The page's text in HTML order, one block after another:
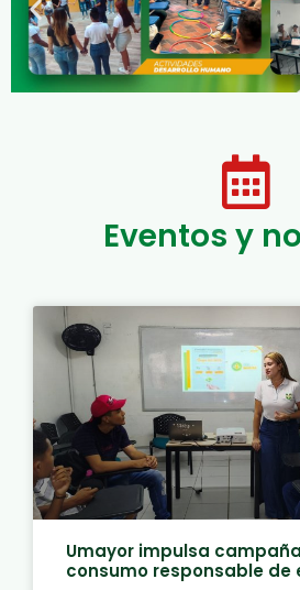
Eventos y
Umayor impulsa
consumo responsable de